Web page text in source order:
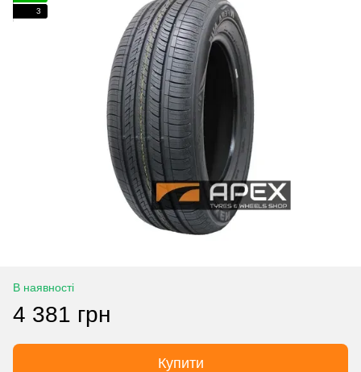
3
В наявності
4 381 грн
Купити